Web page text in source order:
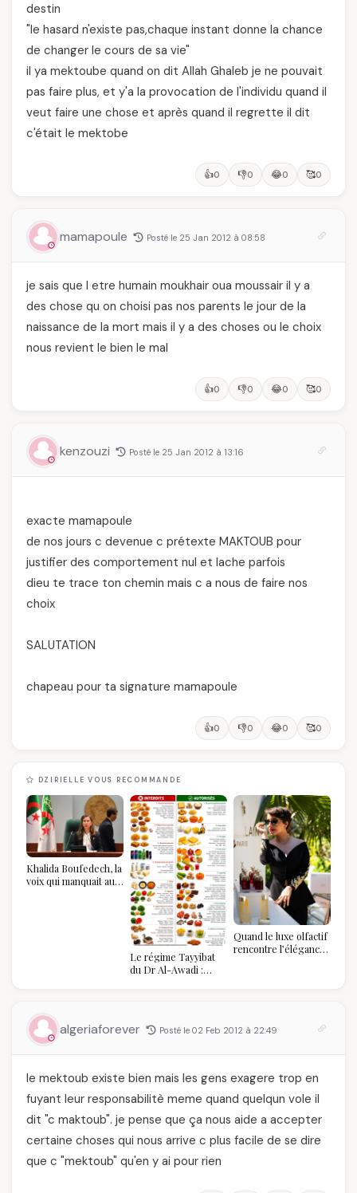
destin
"le hasard n'existe pas,chaque instant donne la chance
de changer le cours de sa vie"
il ya mektoube quand on dit Allah Ghaleb je ne pouvait
pas faire plus, et y'a la provocation de l'individu quand il
veut faire une chose et après quand il regrette il dit
c'était le mektobe
👍0 👎0 😂0 🥰0
mamapoule Posté le 25 Jan 2012 à 08:58
je sais que l etre humain moukhair oua moussair il y a
des chose qu on choisi pas nos parents le jour de la
naissance de la mort mais il y a des choses ou le choix
nous revient le bien le mal
👍0 👎0 😂0 🥰0
kenzouzi Posté le 25 Jan 2012 à 13:16
exacte mamapoule
de nos jours c devenue c prétexte MAKTOUB pour
justifier des comportement nul et lache parfois
dieu te trace ton chemin mais c a nous de faire nos
choix
SALUTATION
chapeau pour ta signature mamapoule
👍0 👎0 😂0 🥰0
DZIRIELLE VOUS RECOMMANDE
Khalida Boufedech, la
voix qui manquait au
Le régime Tayyibat
du Dr Al-Awadi :
vraiment savoir
Quand le luxe olfactif
rencontre l’élégance
algeriaforever Posté le 02 Feb 2012 à 22:49
le mektoub existe bien mais les gens exagere trop en
fuyant leur responsabilitè meme quand quelqun vole il
dit "c maktoub". je pense que ça nous aide a accepter
certaine choses qui nous arrive c plus facile de se dire
que c "mektoub" qu'en y ai pour rien